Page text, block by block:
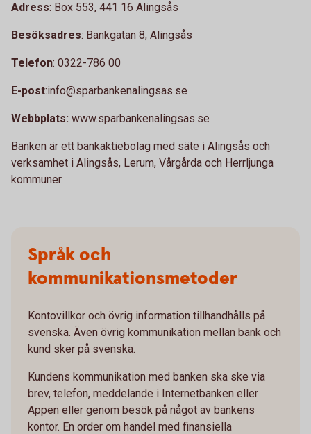
Adress: Box 553, 441 16 Alingsås
Besöksadres: Bankgatan 8, Alingsås
Telefon: 0322-786 00
E-post:info@sparbankenalingsas.se
Webbplats: www.sparbankenalingsas.se
Banken är ett bankaktiebolag med säte i Alingsås och
verksamhet i Alingsås, Lerum, Vårgårda och Herrljunga
kommuner.
Språk och
kommunikationsmetoder
Kontovillkor och övrig information tillhandhålls på
svenska. Även övrig kommunikation mellan bank och
kund sker på svenska.
Kundens kommunikation med banken ska ske via
brev, telefon, meddelande i Internetbanken eller
Appen eller genom besök på något av bankens
kontor. En order om handel med finansiella